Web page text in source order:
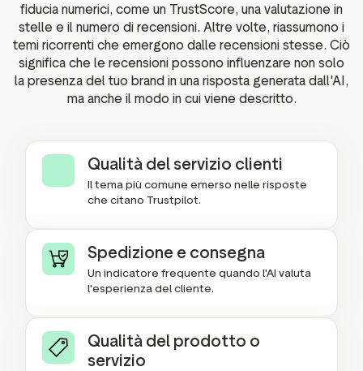
fiducia numerici, come un TrustScore, una valutazione in
stelle e il numero di recensioni. Altre volte, riassumono i
temi ricorrenti che emergono dalle recensioni stesse. Ciò
significa che le recensioni possono influenzare non solo
la presenza del tuo brand in una risposta generata dall'AI,
ma anche il modo in cui viene descritto.
Qualità del servizio clienti
Il tema più comune emerso nelle risposte
che citano Trustpilot.
Spedizione e consegna
Un indicatore frequente quando l'AI valuta
l'esperienza del cliente.
Qualità del prodotto o
servizio